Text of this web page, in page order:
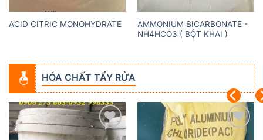
ACID CITRIC MONOHYDRATE
AMMONIUM BICARBONATE -
NH4HCO3 ( BỘT KHAI )
HÓA CHẤT TẨY RỬA